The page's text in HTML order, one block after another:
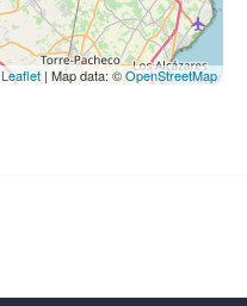
Leaflet | Map data: ©OpenStreetMap